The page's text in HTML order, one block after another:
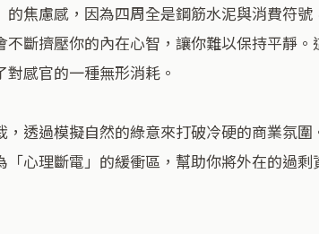
焦慮感，因為四周全是鋼筋水泥與消費符
斷擠壓你的內在心智，讓你難以保持平靜
感官的一種無形消耗。
透過模擬自然的綠意來打破冷硬的商業氛
心理斷電」的緩衝區，幫助你將外在的過